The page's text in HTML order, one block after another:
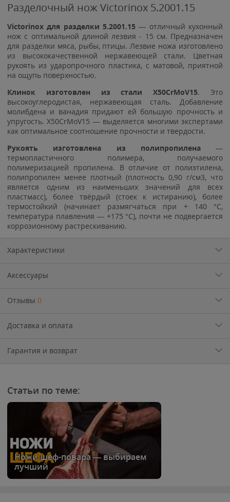
Разделочный нож Victorinox 5.2001.15
Victorinox для разделки 5.2001.15 — отличный кухонный
нож с оптимальной длиной лезвия - 15 см. Предназначен
для разделки мяса, рыбы, птицы. Лезвие ножа изготовлено
из высококачественной нержавеющей стали. Цветная
рукоять из ударопрочного пластика, с матовой, приятной
на ощупь поверхностью.
Клинок изготовлен из стали X50CrMoV15. Это
высокоуглеродистая, нержавеющая сталь. Добавление
молибдена и ванадия придают ей большую прочность и
упругость. X50CrMoV15 — выделяется многими экспертами
как оптимальное соотношение прочности и твердости.
Рукоять изготовлена из полипропилена—
термопластичного полимера, получаемого
полимеризацией пропилена. В отличие от полиэтилена,
полипропилен менее плотный (плотность 0,90 г/см3, что
является одним из наименьших значений для всех
пластмасс), более твёрдый (стоек к истиранию), более
термостойкий (начинает размягчаться при + 140 °C,
температура плавления — +175 °C), почти не подвергается
коррозионному растрескиванию.
Характеристики
Аксессуары
Отзывы 0
Доставка и оплата
Гарантия и возврат
Статьи по теме:
Ножи шеф-повара — выбираем
лучший